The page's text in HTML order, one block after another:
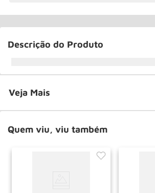
Descrição do Produto
Veja Mais
Quem viu, viu também